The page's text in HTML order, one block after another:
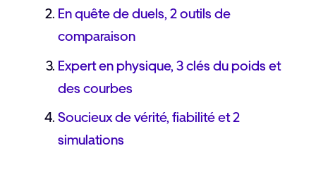
En quête de duels, 2 outils de
comparaison
Expert en physique, 3 clés du poids et
des courbes
Soucieux de vérité, fiabilité et 2
simulations